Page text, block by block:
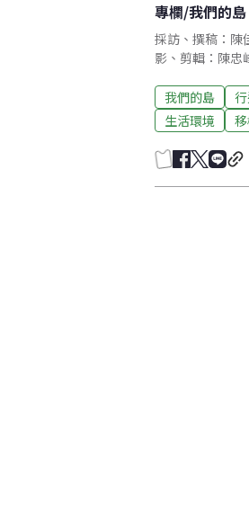
專欄/我們的島
採訪、撰稿：陳
影、剪輯：陳忠
我們的島
生活環境